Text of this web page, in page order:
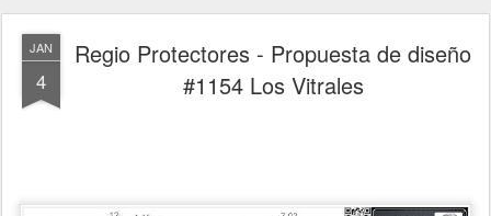
JAN
4
Regio Protectores - Propuesta de diseño
#1154 Los Vitrales